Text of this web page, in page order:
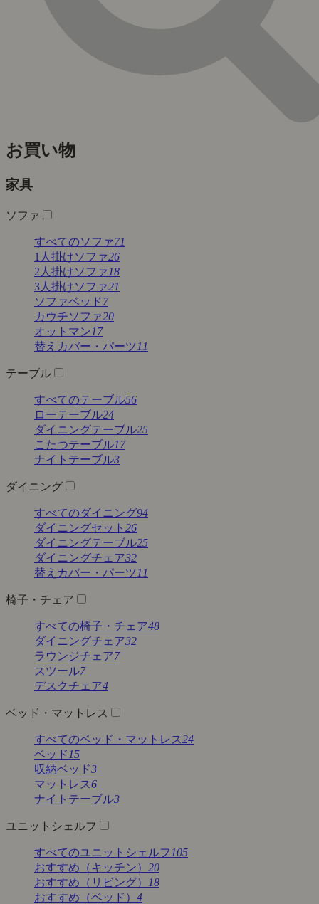
お買い物
家具
ソファ
すべてのソファ71
1人掛けソファ26
2人掛けソファ 18
3人掛けソファ21
ソファベッド7
カウチソファ20
オットマン17
替えカバー・パーツ 11
テーブル
すべてのテーブル56
ローテーブル24
ダイニングテーブル25
こたつテーブル17
ナイトテーブル3
ダイニング
すべてのダイニング94
ダイニングセット 26
ダイニングテーブル25
ダイニングチェア32
替えカバー・パーツ 11
椅子・チェア
すべての椅子・チェア48
ダイニングチェア32
ラウンジチェア7
スツール7
デスクチェア4
ベッド・マットレス
すべてのベッド・マットレス24
ベッド 15
収納ベッド3
マットレス6
ナイトテーブル3
ユニットシェルフ
すべてのユニットシェルフ 105
おすすめ（キッチン） 20
おすすめ（リビング）
18
おすすめ（ベッド） 4